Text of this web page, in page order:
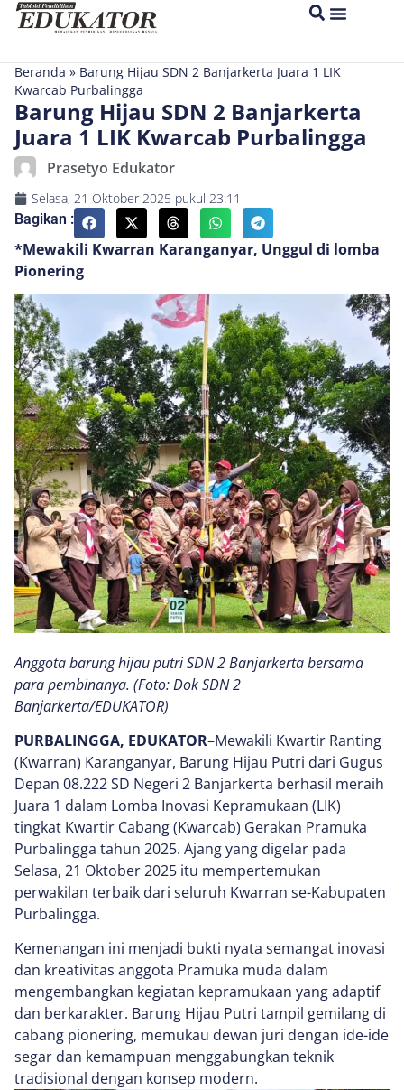
Beranda » Barung Hijau SDN 2 Banjarkerta Juara 1 LIK
Kwarcab Purbalingga
Barung Hijau SDN 2 Banjarkerta
Juara 1 LIK Kwarcab Purbalingga
Prasetyo Edukator
Selasa, 21 Oktober 2025 pukul 23:11
Bagikan :
*Mewakili Kwarran Karanganyar, Unggul di lomba
Pionering
Anggota barung hijau putri SDN 2 Banjarkerta bersama
para pembinanya. (Foto: Dok SDN 2
Banjarkerta/EDUKATOR)
PURBALINGGA, EDUKATOR–Mewakili Kwartir Ranting
(Kwarran) Karanganyar, Barung Hijau Putri dari Gugus
Depan 08.222 SD Negeri 2 Banjarkerta berhasil meraih
Juara 1 dalam Lomba Inovasi Kepramukaan (LIK)
tingkat Kwartir Cabang (Kwarcab) Gerakan Pramuka
Purbalingga tahun 2025. Ajang yang digelar pada
Selasa, 21 Oktober 2025 itu mempertemukan
perwakilan terbaik dari seluruh Kwarran se-Kabupaten
Purbalingga.
Kemenangan ini menjadi bukti nyata semangat inovasi
dan kreativitas anggota Pramuka muda dalam
mengembangkan kegiatan kepramukaan yang adaptif
dan berkarakter. Barung Hijau Putri tampil gemilang di
cabang pionering, memukau dewan juri dengan ide-ide
segar dan kemampuan menggabungkan teknik
tradisional dengan konsep modern.